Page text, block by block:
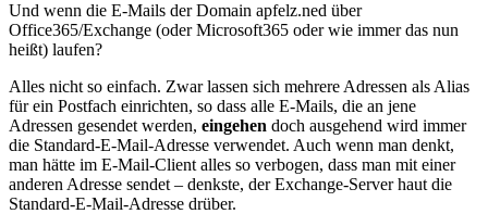
Und wenn die E-Mails der Domain apfelz.ned über
Office365/Exchange (oder Microsoft365 oder wie immer das nun
heißt) laufen?
Alles nicht so einfach. Zwar lassen sich mehrere Adressen als Alias
für ein Postfach einrichten, so dass alle E-Mails, die an jene
Adressen gesendet werden, eingehen doch ausgehend wird immer
die Standard-E-Mail-Adresse verwendet. Auch wenn man denkt,
man hätte im E-Mail-Client alles so verbogen, dass man mit einer
anderen Adresse sendet – denkste, der Exchange-Server haut die
Standard-E-Mail-Adresse drüber.